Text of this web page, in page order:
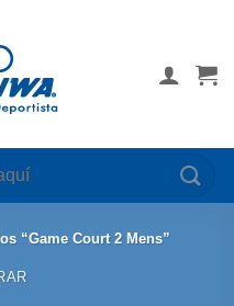
“Game Court 2 Mens”